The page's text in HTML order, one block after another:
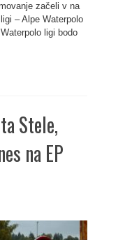
začeli v na
– Alpe Waterpolo
ligi bodo
Stele,
na EP